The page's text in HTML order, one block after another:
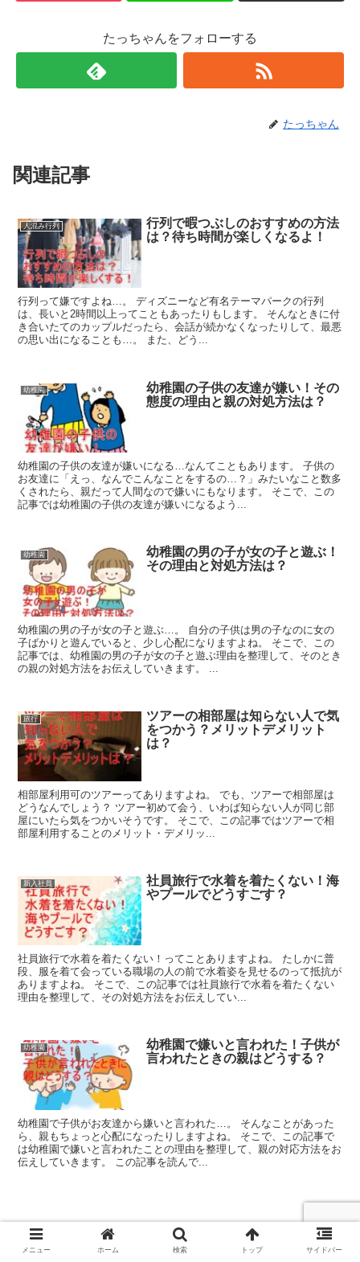
たっちゃんをフォローする
たっちゃん
関連記事
人混み行列
行列で暇つぶしのおすすめの方法
は？待ち時間が楽しくなるよ！
行列って嫌ですよね…。 ディズニーなど有名テーマパークの行列
は、長いと2時間以上ってこともあったりもします。 そんなときに付
き合いたてのカップルだったら、会話が続かなくなったりして、最悪
の思い出になることも…。 また、どう...
幼稚園
幼稚園の子供の友達が嫌い！その
態度の理由と親の対処方法は？
幼稚園の子供の友達が嫌いになる…なんてこともあります。 子供の
お友達に「えっ、なんでこんなことをするの…？」みたいなこと数多
くされたら、親だって人間なので嫌いにもなります。 そこで、この
記事では幼稚園の子供の友達が嫌いになるよう...
幼稚園
幼稚園の男の子が女の子と遊ぶ！
その理由と対処方法は？
幼稚園の男の子が女の子と遊ぶ…。 自分の子供は男の子なのに女の
子ばかりと遊んでいると、少し心配になりますよね。 そこで、この
記事では、幼稚園の男の子が女の子と遊ぶ理由を整理して、そのとき
の親の対処方法をお伝えしていきます。 ...
旅行
ツアーの相部屋は知らない人で気
をつかう？メリットデメリット
は？
相部屋利用可のツアーってありますよね。 でも、ツアーで相部屋は
どうなんでしょう？ ツアー初めて会う、いわば知らない人が同じ部
屋にいたら気をつかいそうです。 そこで、この記事ではツアーで相
部屋利用することのメリット・デメリッ...
新入社員
社員旅行で水着を着たくない！海
やプールでどうすごす？
社員旅行で水着を着たくない！ってことありますよね。 たしかに普
段、服を着て会っている職場の人の前で水着姿を見せるのって抵抗が
ありますよね。 そこで、この記事では社員旅行で水着を着たくない
理由を整理して、その対処方法をお伝えしてい...
幼稚園
幼稚園で嫌いと言われた！子供が
言われたときの親はどうする？
幼稚園で子供がお友達から嫌いと言われた…。 そんなことがあった
ら、親もちょっと心配になったりしますよね。 そこで、この記事で
は幼稚園で嫌いと言われたことの理由を整理して、親の対応方法をお
伝えしていきます。 この記事を読んで...
小学校休んで旅行は世間的にどう？出か
メニュー ホーム 検索 トップ サイドバー